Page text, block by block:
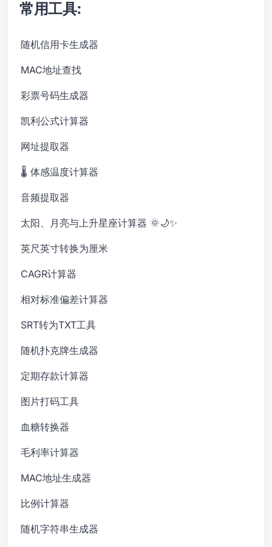
常用工具:
随机信用卡生成器
MAC地址查找
彩票号码生成器
凯利公式计算器
网址提取器
🌡️ 体感温度计算器
音频提取器
太阳、月亮与上升星座计算器 🌞🌙✨
英尺英寸转换为厘米
CAGR计算器
相对标准偏差计算器
SRT转为TXT工具
随机扑克牌生成器
定期存款计算器
图片打码工具
血糖转换器
毛利率计算器
MAC地址生成器
比例计算器
随机字符串生成器